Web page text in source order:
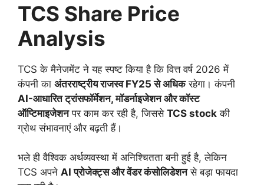
TCS Share Price
Analysis
TCS के मैनेजमेंट ने यह स्पष्ट किया है कि वित्त वर्ष 2026 में
कंपनी का अंतरराष्ट्रीय राजस्व FY25 से अधिकरहेगा। कंपनी
AI-आधारित ट्रांसफॉर्मेशन, मॉडर्नाइजेशन और कॉस्ट
ऑप्टिमाइजेशनपर काम कर रही है, जिससे TCS stock की
ग्रोथ संभावनाएं और बढ़ती हैं।
भले ही वैश्विक अर्थव्यवस्था में अनिश्चितता बनी हुई है, लेकिन
TCS अपने AI प्रोजेक्ट्स और वेंडर कंसोलिडेशनसे बड़ा फायदा